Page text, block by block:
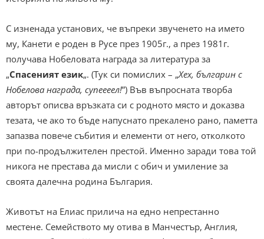
С изненада установих, че въпреки звученето на името
му, Канети е роден в Русе през 1905г., а през 1981г.
получава Нобеловата награда за литература за
„Спасеният език„. (Тук си помислих – „Хех, българин с
Нобелова награда, супеееел!”) Във въпросната творба
авторът описва връзката си с родното място и доказва
тезата, че ако то бъде напуснато прекалено рано, паметта
запазва повече събития и елементи от него, отколкото
при по-продължителен престой. Именно заради това той
никога не престава да мисли с обич и умиление за
своята далечна родина България.
Животът на Елиас прилича на едно непрестанно
местене. Семейството му отива в Манчестър, Англия,